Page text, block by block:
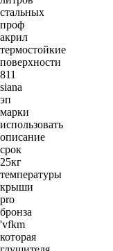
стальных
проф
акрил
термостойкие
поверхности
811
siana
эп
марки
использовать
описание
срок
25кг
температуры
крыши
pro
бронза
'vfkm
которая